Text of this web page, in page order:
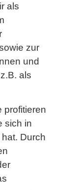
als
zur
und
als
profitieren
sich in
Durch